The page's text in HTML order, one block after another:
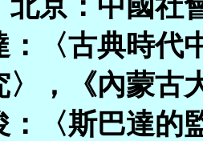
：〈古典時代
〉，《內蒙古
：〈斯巴達的